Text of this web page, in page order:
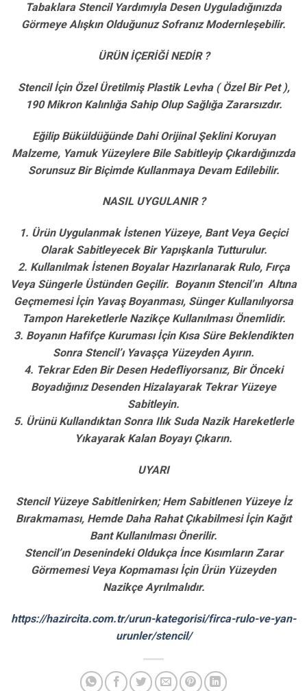
Tabaklara Stencil Yardımıyla Desen Uyguladığınızda
Görmeye Alışkın Olduğunuz Sofranız Modernleşebilir.
ÜRÜN İÇERİĞİ NEDİR ?
Stencil İçin Özel Üretilmiş Plastik Levha ( Özel Bir Pet ),
190 Mikron Kalınlığa Sahip Olup Sağlığa Zararsızdır.
Eğilip Büküldüğünde Dahi Orijinal Şeklini Koruyan
Malzeme, Yamuk Yüzeylere Bile Sabitleyip Çıkardığınızda
Sorunsuz Bir Biçimde Kullanmaya Devam Edilebilir.
NASIL UYGULANIR ?
1. Ürün Uygulanmak İstenen Yüzeye, Bant Veya Geçici
Olarak Sabitleyecek Bir Yapışkanla Tutturulur.
2. Kullanılmak İstenen Boyalar Hazırlanarak Rulo, Fırça
Veya Süngerle Üstünden Geçilir. Boyanın Stencil’ın Altına
Geçmemesi İçin Yavaş Boyanması, Sünger Kullanılıyorsa
Tampon Hareketlerle Nazikçe Kullanılması Önemlidir.
3. Boyanın Hafifçe Kuruması İçin Kısa Süre Beklendikten
Sonra Stencil’ı Yavaşça Yüzeyden Ayırın.
4. Tekrar Eden Bir Desen Hedefliyorsanız, Bir Önceki
Boyadığınız Desenden Hizalayarak Tekrar Yüzeye
Sabitleyin.
5. Ürünü Kullandıktan Sonra Ilık Suda Nazik Hareketlerle
Yıkayarak Kalan Boyayı Çıkarın.
UYARI
Stencil Yüzeye Sabitlenirken; Hem Sabitlenen Yüzeye İz
Bırakmaması, Hemde Daha Rahat Çıkabilmesi İçin Kağıt
Bant Kullanılması Önerilir.
Stencil’ın Desenindeki Oldukça İnce Kısımların Zarar
Görmemesi Veya Kopmaması İçin Ürün Yüzeyden
Nazikçe Ayrılmalıdır.
https://hazircita.com.tr/urun-kategorisi/firca-rulo-ve-yan-
urunler/stencil/